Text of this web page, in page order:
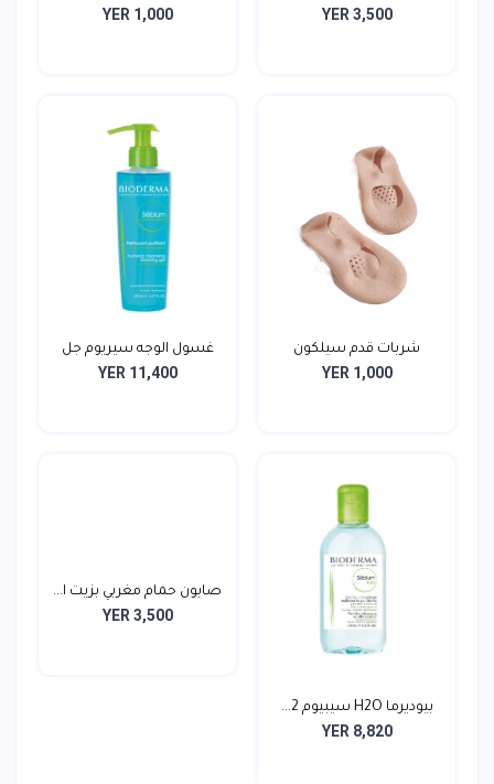
YER 3,500
YER 1,000
شربات قدم سيلكون
YER 1,000
غسول الوجه سيريوم جل
مو...
YER 11,400
بيوديرما H2O سيبيوم 2...
YER 8,820
صابون حمام مغربي بزيت ا...
YER 3,500